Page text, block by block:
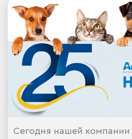
Сегодня нашей компании